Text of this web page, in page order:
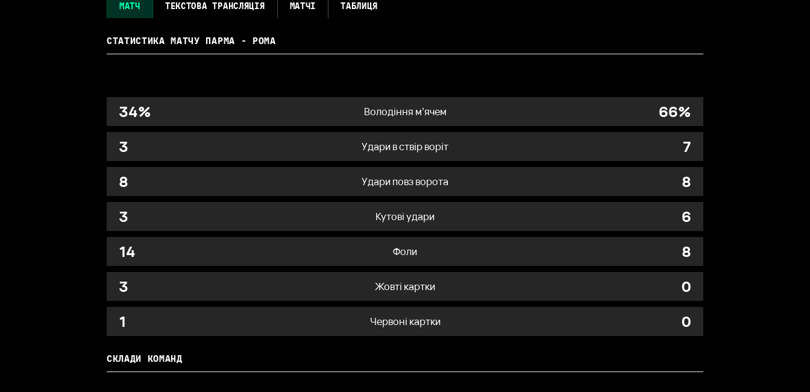
МАТЧ ТЕКСТОВА ТРАНСЛЯЦІЯ МАТЧІ ТАБЛИЦЯ
СТАТИСТИКА МАТЧУ ПАРМА - РОМА
34% Володіння м’ячем 66%
3
Удари в ствір воріт
7
8
Удари повз ворота
8
3
Кутові удари
6
14
Фоли
8
3
Жовті картки
0
1
Червоні картки 0
СКЛАДИ КОМАНД